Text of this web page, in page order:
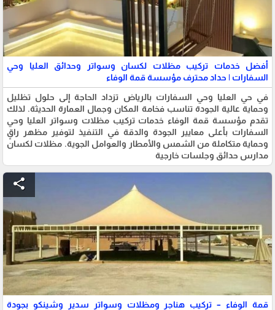
أفضل خدمات تركيب مظلات لكسان وسواتر وحدائق العليا وحي
السفارات | حداد محترف مؤسسة قمة الوفاء
في حي العليا وحي السفارات بالرياض تزداد الحاجة إلى حلول تظليل
وحماية عالية الجودة تناسب فخامة المكان وجمال العمارة الحديثة. لذلك
تقدم مؤسسة قمة الوفاء خدمات تركيب مظلات وسواتر العليا وحي
السفارات بأعلى معايير الجودة والدقة في التنفيذ لتوفير مظهر راقٍ
وحماية متكاملة من الشمس والأمطار والعوامل الجوية. مظلات لكسان
مدارس حدائق وجلسات خارجية
share
قمة الوفاء – تركيب هناجر ومظلات وسواتر سدير وشينكو بجودة